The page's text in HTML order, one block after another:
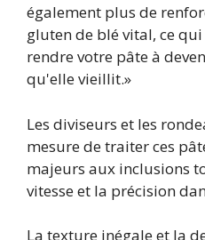
également plus de
gluten de blé vital, ce
rendre votre pâte à
qu'elle vieillit.»
Les diviseurs et les
mesure de traiter ces
majeurs aux inclusions
vitesse et la précision
La texture inégale et la